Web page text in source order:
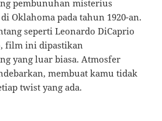
pembunuhan misterius
Oklahoma pada tahun 1920-an.
seperti Leonardo DiCaprio
film ini dipastikan
yang luar biasa. Atmosfer
membuat kamu tidak
twist yang ada.